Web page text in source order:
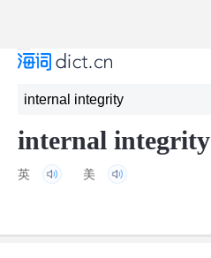
internal integrity
英 美